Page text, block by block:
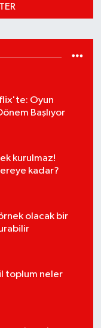
Oyun
Başlıyor
kurulmaz!
kadar?
olacak bir
toplum neler